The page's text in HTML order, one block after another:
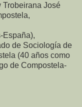
Trobeirana José
España),
de Sociología de
(40 años como
de Compostela-